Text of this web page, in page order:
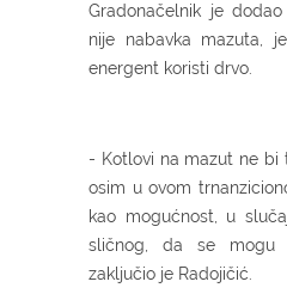
Gradonačelnik je
nije nabavka mazuta,
energent koristi drvo.
- Kotlovi na mazut ne bi
osim u ovom
kao mogućnost, u
sličnog, da se
zaključio je Radojičić.